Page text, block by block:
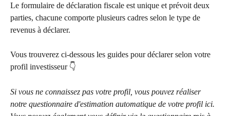
Le formulaire de déclaration fiscale est unique et prévoit deux
parties, chacune comporte plusieurs cadres selon le type de
revenus à déclarer.
Vous trouverez ci-dessous les guides pour déclarer selon votre
profil investisseur 👇
Si vous ne connaissez pas votre profil, vous pouvez réaliser
notre questionnaire d'estimation automatique de votre profil ici.